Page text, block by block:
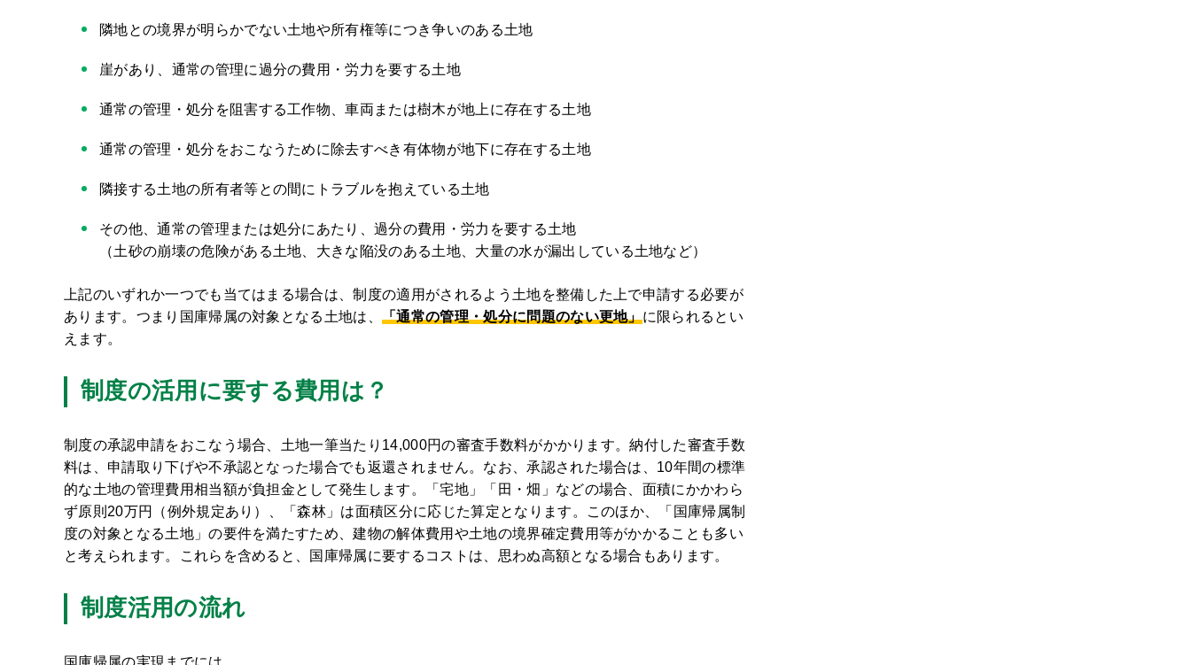
隣地との境界が明らかでない土地や所有権等につき争いのある土地
崖があり、通常の管理に過分の費用・労力を要する土地
通常の管理・処分を阻害する工作物、車両または樹木が地上に存在する土地
通常の管理・処分をおこなうために除去すべき有体物が地下に存在する土地
隣接する土地の所有者等との間にトラブルを抱えている土地
その他、通常の管理または処分にあたり、過分の費用・労力を要する土地
（土砂の崩壊の危険がある土地、大きな陥没のある土地、大量の水が漏出している土地など）
上記のいずれか一つでも当てはまる場合は、制度の適用がされるよう土地を整備した上で申請する必要が
あります。つまり国庫帰属の対象となる土地は、「通常の管理・処分に問題のない更地」に限られるとい
えます。
制度の活用に要する費用は？
制度の承認申請をおこなう場合、土地一筆当たり14,000円の審査手数料がかかります。納付した審査手数
料は、申請取り下げや不承認となった場合でも返還されません。なお、承認された場合は、10年間の標準
的な土地の管理費用相当額が負担金として発生します。「宅地」「田・畑」などの場合、面積にかかわら
ず原則20万円（例外規定あり）、「森林」は面積区分に応じた算定となります。このほか、「国庫帰属制
度の対象となる土地」の要件を満たすため、建物の解体費用や土地の境界確定費用等がかかることも多い
と考えられます。これらを含めると、国庫帰属に要するコストは、思わぬ高額となる場合もあります。
制度活用の流れ
国庫帰属の実現までには、